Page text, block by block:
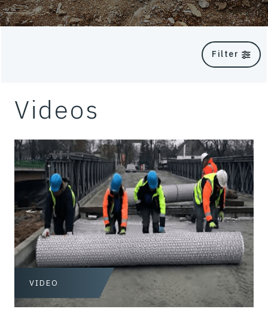
Filter
Videos
VIDEO